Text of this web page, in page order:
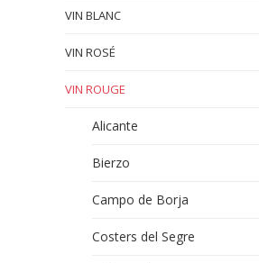
VIN BLANC
VIN ROSÉ
VIN ROUGE
Alicante
Bierzo
Campo de Borja
Costers del Segre